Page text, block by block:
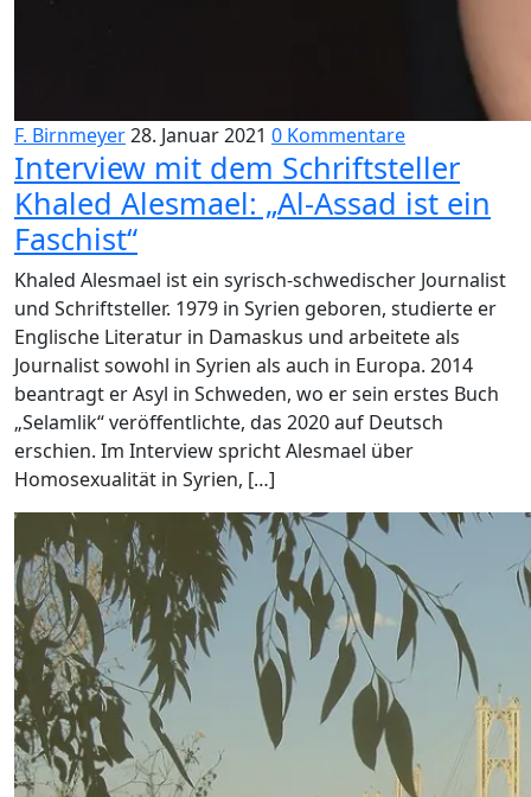
F. Birnmeyer28. Januar 2021 0 Kommentare
Interview mit dem Schriftsteller
Khaled Alesmael: „Al-Assad ist ein
Faschist“
Khaled Alesmael ist ein syrisch-schwedischer Journalist
und Schriftsteller. 1979 in Syrien geboren, studierte er
Englische Literatur in Damaskus und arbeitete als
Journalist sowohl in Syrien als auch in Europa. 2014
beantragt er Asyl in Schweden, wo er sein erstes Buch
„Selamlik“ veröffentlichte, das 2020 auf Deutsch
erschien. Im Interview spricht Alesmael über
Homosexualität in Syrien, […]